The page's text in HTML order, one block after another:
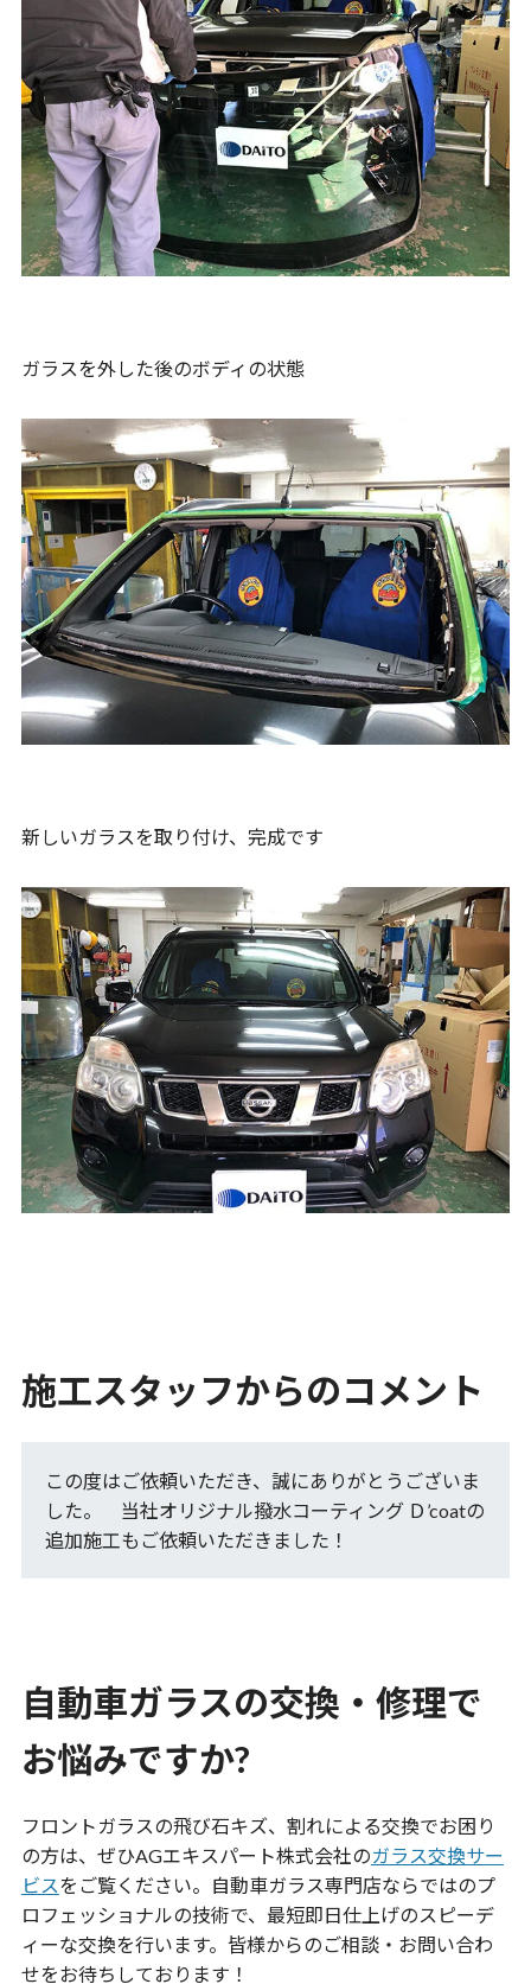
ガラスを外した後のボディの状態
新しいガラスを取り付け、完成です
施工スタッフからのコメント
この度はご依頼いただき、誠にありがとうございま
した。 当社オリジナル撥水コーティング Ｄ’coatの
追加施工もご依頼いただきました！
自動車ガラスの交換・修理で
お悩みですか?
フロントガラスの飛び石キズ、割れによる交換でお困り
の方は、ぜひAGエキスパート株式会社のガラス交換サー
ビス をご覧ください。自動車ガラス専門店ならではのプ
ロフェッショナルの技術で、最短即日仕上げのスピーデ
ィーな交換を行います。皆様からのご相談・お問い合わ
せをお待ちしております！